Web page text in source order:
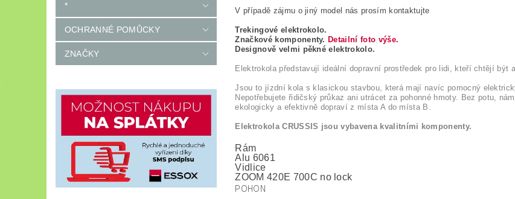
*
OCHRANNÉ POMŮCKY
ZNAČKY
V případě zájmu o jiný model nás prosím kontaktujte
Trekingové elektrokolo.
Značkové komponenty. Detailní foto výše.
Designově velmi pěkné elektrokolo.
Elektrokola představují ideální dopravní prostředek pro lidi, kteří chtějí být
Jsou to jízdní kola s klasickou stavbou, která mají navíc pomocný
Nepotřebujete řidičský průkaz ani utrácet za pohonné hmoty. Bez potu,
ekologicky a efektivně dopraví z místa A do místa B.
Elektrokola CRUSSIS jsou vybavena kvalitními komponenty.
Rám
Alu 6061
Vidlice
ZOOM 420E 700C no lock
POHON